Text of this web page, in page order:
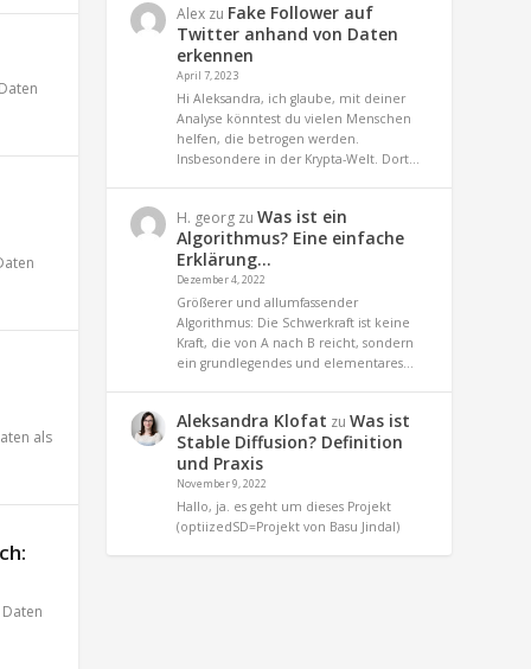
Daten
als
Daten
Alex zu Fake Follower auf
Twitter anhand von Daten
erkennen
April 7, 2023
Hi Aleksandra, ich glaube, mit deiner
Analyse könntest du vielen Menschen
helfen, die betrogen werden.
Insbesondere in der Krypta-Welt. Dort…
H. georg zuWas ist ein
Algorithmus? Eine einfache
Erklärung…
Dezember 4, 2022
Größerer und allumfassender
Algorithmus: Die Schwerkraft ist keine
Kraft, die von A nach B reicht, sondern
ein grundlegendes und elementares…
Aleksandra Klofat zuWas ist
Stable Diffusion? Definition
und Praxis
November 9, 2022
Hallo, ja. es geht um dieses Projekt
(optiizedSD=Projekt von Basu Jindal)